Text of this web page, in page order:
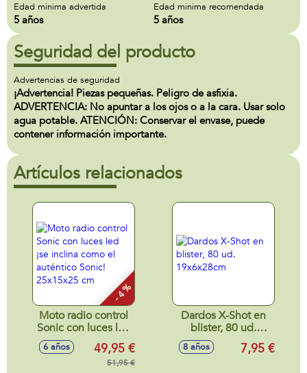
Edad minima advertida
5 años
Edad minima recomendada
5 años
Seguridad del producto
Advertencias de seguridad
¡Advertencia! Piezas pequeñas. Peligro de asfixia.
ADVERTENCIA: No apuntar a los ojos o a la cara. Usar solo
agua potable. ATENCIÓN: Conservar el envase, puede
contener información importante.
Artículos relacionados
- 4 %
Moto radio control
Sonic con luces led
¡se inclina como el
auténtico Sonic!
25x15x25 cm
6 años 49,95 €
51,95 €
Dardos X-Shot en
blister, 80 ud.
19x6x28cm
8 años 7,95 €